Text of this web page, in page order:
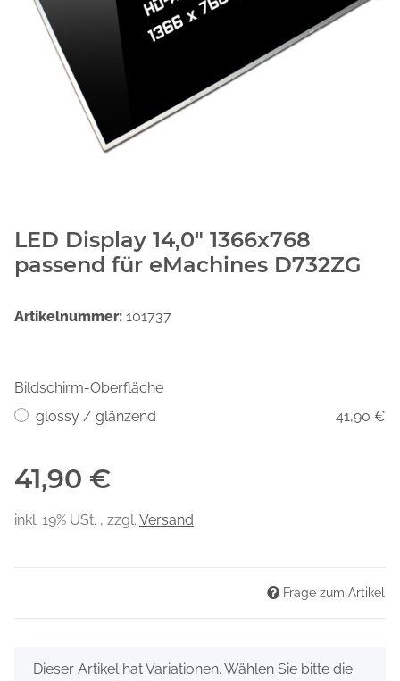
LED Display 14,0" 1366x768
passend für eMachines D732ZG
Artikelnummer: 101737
Bildschirm-Oberfläche
glossy / glänzend
41,90 €
41,90 €
inkl. 19% USt. , zzgl. Versand
Frage zum Artikel
x
Dieser Artikel hat Variationen. Wählen Sie bitte die